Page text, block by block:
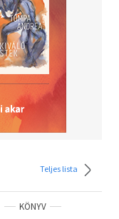
Teljes lista
KÖNYV